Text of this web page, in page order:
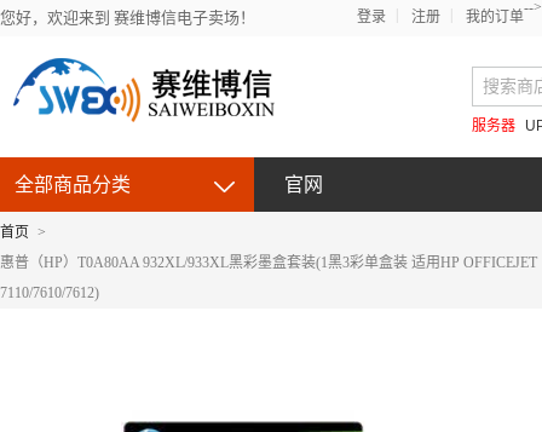
您好，欢迎来到 赛维博信电子卖场！
-->
登录 注册 我的订单
服务器
全部商品分类 官网
首页 >
惠普（HP）T0A80AA 932XL/933XL黑彩墨盒套装(1黑3彩单盒装 适用HP OFFICEJET
7110/7610/7612)